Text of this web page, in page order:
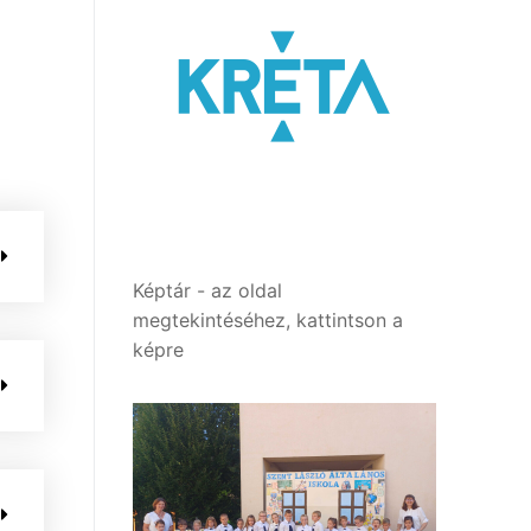
Képtár - az oldal
megtekintéséhez, kattintson a
képre